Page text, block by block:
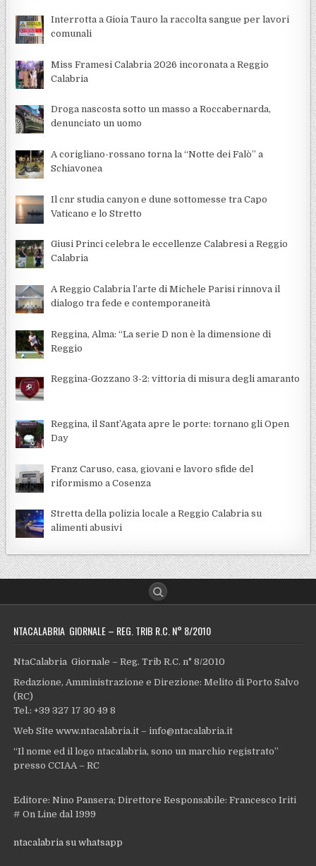
Interrotta a Gioia Tauro la raccolta sangue per lavori
comunali
Miss Framesi Calabria 2026 incoronata a Reggio
Calabria
Droga nascosta sotto un masso a Roccabernarda,
denunciato un uomo
A corigliano-rossano torna la “Notte dei Falò” a
Schiavonea
Il cnr studia canyon e dune sottomesse tra Capo
Vaticano e lo Stretto
Giusi Princi celebra le eccellenze Calabresi a Reggio
Calabria
A Reggio Calabria l’arte di Michele Parisi rinnova il
dialogo tra fede e contemporaneità
Reggina, Alma: “La serie D non è la dimensione di
Reggio
Reggina-Gozzano 3-2: vittoria di misura degli amaranto
Reggina, il Sant’Agata apre le porte: tornano gli Open
Day
Franz Caruso, casa, giovani e lavoro sfide del
riformismo a Cosenza
Stretta della polizia locale a Reggio Calabria su
alimenti abusivi
NTACALABRIA GIORNALE – REG. TRIB R.C. N° 8/2010
NtaCalabria Giornale – Reg. Trib R.C. n° 8/2010
Redazione, Amministrazione e Direzione: Melito di Porto Salvo
(RC)
Tel.: +39 327 17 30 49 8
Web Site www.ntacalabria.it – info@ntacalabria.it
“Il nome ed il logo ntacalabria, sono un marchio registrato”
presso CCIAA – RC
Editore: Nino Pansera; Direttore Responsabile: Francesco Iriti
# On Line dal 1999
ntacalabria su whatsapp